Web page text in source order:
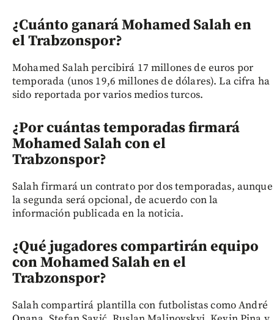
¿Cuánto ganará Mohamed Salah en
el Trabzonspor?
Mohamed Salah percibirá 17 millones de euros por
temporada (unos 19,6 millones de dólares). La cifra ha
sido reportada por varios medios turcos.
¿Por cuántas temporadas firmará
Mohamed Salah con el
Trabzonspor?
Salah firmará un contrato por dos temporadas, aunque
la segunda será opcional, de acuerdo con la
información publicada en la noticia.
¿Qué jugadores compartirán equipo
con Mohamed Salah en el
Trabzonspor?
Salah compartirá plantilla con futbolistas como André